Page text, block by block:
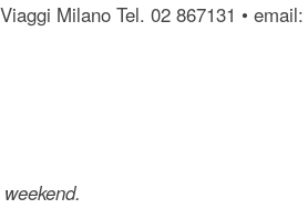
Milano Tel. 02 867131 • email: